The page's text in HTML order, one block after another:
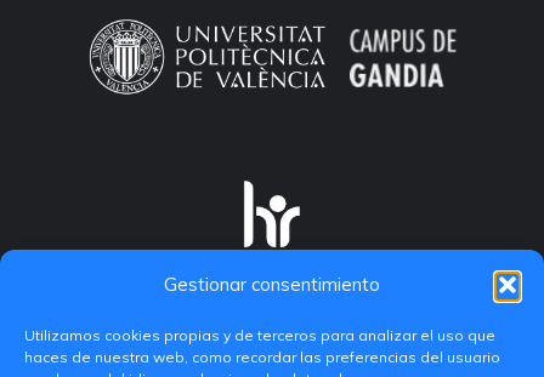
Gestionar consentimiento
Utilizamos cookies propias y de terceros para analizar el uso que
haces de nuestra web, como recordar las preferencias del usuario